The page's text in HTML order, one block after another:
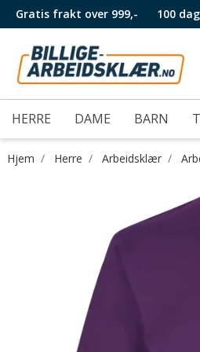
Gratis frakt over 999,- 100
HERRE DAME BARN
Hjem Herre Arbeidsklær